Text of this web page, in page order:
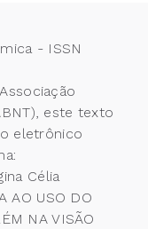
- ISSN
este texto
eletrônico
Célia
AO USO DO
NA VISÃO